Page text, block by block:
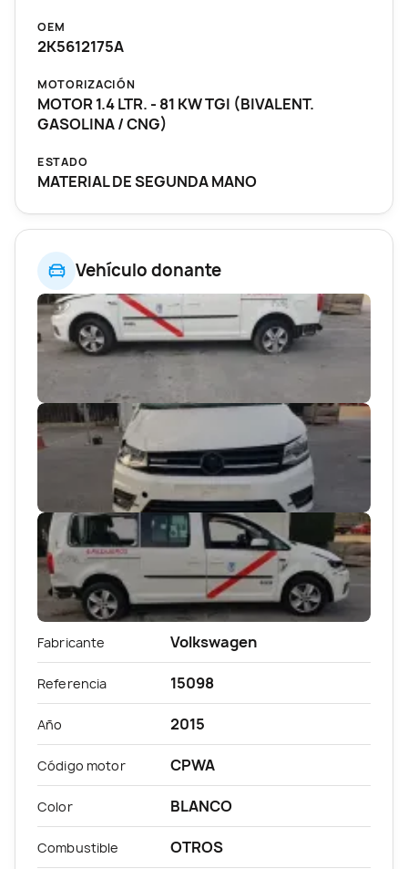
Vehículo donante
Fabricante Volkswagen
Referencia 15098
Año 2015
Código motor CPWA
Color BLANCO
Combustible OTROS
OEM
2K5612175A
MOTORIZACIÓN
MOTOR 1.4 LTR. - 81 KW TGI (BIVALENT.
GASOLINA / CNG)
ESTADO
MATERIAL DE SEGUNDA MANO